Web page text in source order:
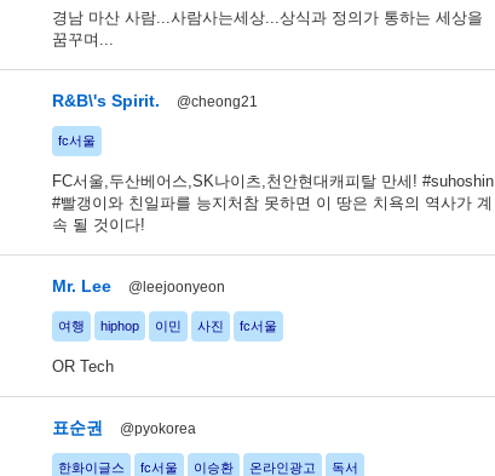
경남 마산 사람...사람사는세상...상식과 정의가 통하는 세상을
꿈꾸며...
R&B\'s Spirit. @cheong21
fc서울
FC서울,두산베어스,SK나이츠,천안현대캐피탈 만세! #suhoshin
#빨갱이와 친일파를 능지처참 못하면 이 땅은 치욕의 역사가 계
속 될 것이다!
Mr. Lee @leejoonyeon
여행 hiphop 이민 사진 fc서울
OR Tech
표순권 @pyokorea
한화이글스 fc서울 이승환 온라인광고 독서